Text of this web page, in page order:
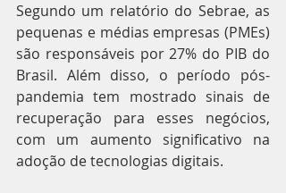
Segundo um relatório do Sebrae, as
pequenas e médias empresas (PMEs)
são responsáveis por 27% do PIB do
Brasil. Além disso, o período pós-
pandemia tem mostrado sinais de
recuperação para esses negócios,
com um aumento significativo na
adoção de tecnologias digitais.